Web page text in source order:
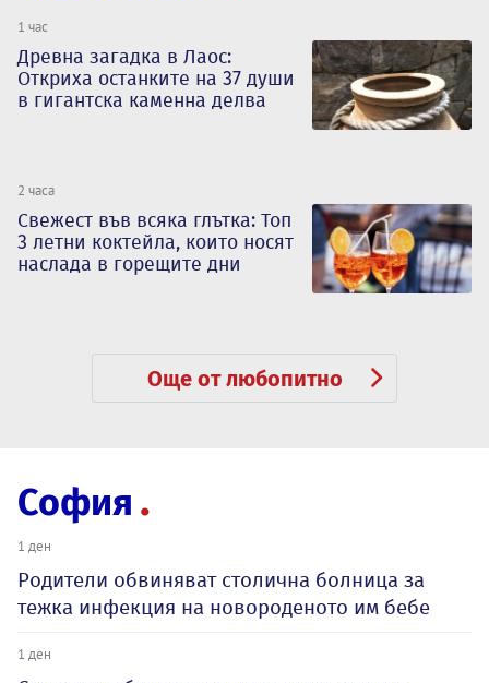
1 час
Древна загадка в Лаос:
Откриха останките на 37 души
в гигантска каменна делва
2 часа
Свежест във всяка глътка: Топ
3 летни коктейла, които носят
наслада в горещите дни
Още от любопитно
София
1 ден
Родители обвиняват столична болница за
тежка инфекция на новороденото им бебе
1 ден